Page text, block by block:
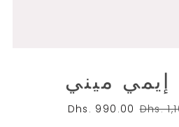
ميني
Dhs. 990.00 Dhs.